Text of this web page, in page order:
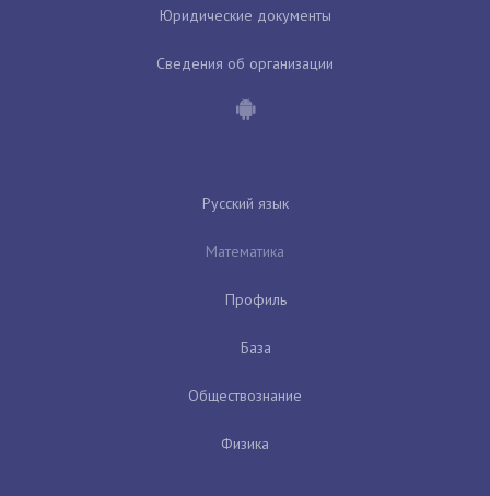
Юридические документы
Сведения об организации
Русский язык
Математика
Профиль
База
Обществознание
Физика